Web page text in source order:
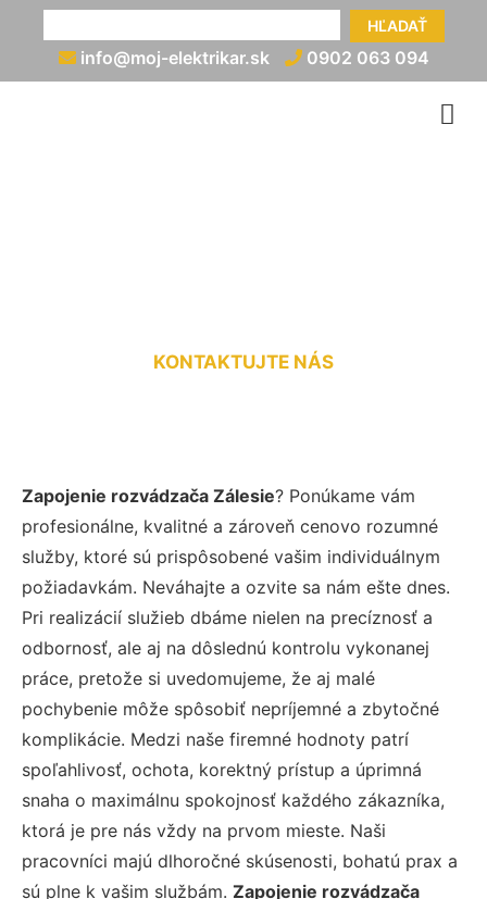
HĽADAŤ
info@moj-elektrikar.sk 0902 063 094
KONTAKTUJTE NÁS
Zapojenie rozvádzača Zálesie? Ponúkame vám
profesionálne, kvalitné a zároveň cenovo rozumné
služby, ktoré sú prispôsobené vašim individuálnym
požiadavkám. Neváhajte a ozvite sa nám ešte dnes.
Pri realizácií služieb dbáme nielen na precíznosť a
odbornosť, ale aj na dôslednú kontrolu vykonanej
práce, pretože si uvedomujeme, že aj malé
pochybenie môže spôsobiť nepríjemné a zbytočné
komplikácie. Medzi naše firemné hodnoty patrí
spoľahlivosť, ochota, korektný prístup a úprimná
snaha o maximálnu spokojnosť každého zákazníka,
ktorá je pre nás vždy na prvom mieste. Naši
pracovníci majú dlhoročné skúsenosti, bohatú prax a
sú plne k vašim službám. Zapojenie rozvádzača